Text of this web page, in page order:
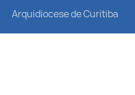
Arquidiocese de Curitiba